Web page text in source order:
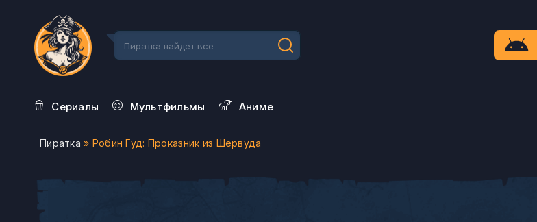
Сериалы Мультфильмы Aниме
Пиратка » Робин Гуд: Проказник из Шервуда